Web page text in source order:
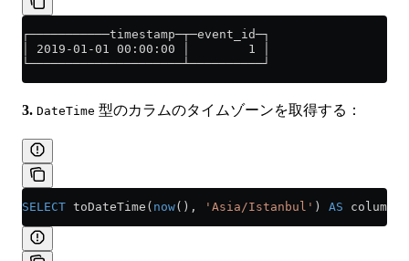
┌───────────timestamp─┬─event_id─┐
│ 2019-01-01 00:00:00 │        1 │
└─────────────────────┴──────────┘
3. DateTime 型のカラムのタイムゾーンを取得する：
SELECT toDateTime( now(), 'Asia/Istanbul' ) AS column,